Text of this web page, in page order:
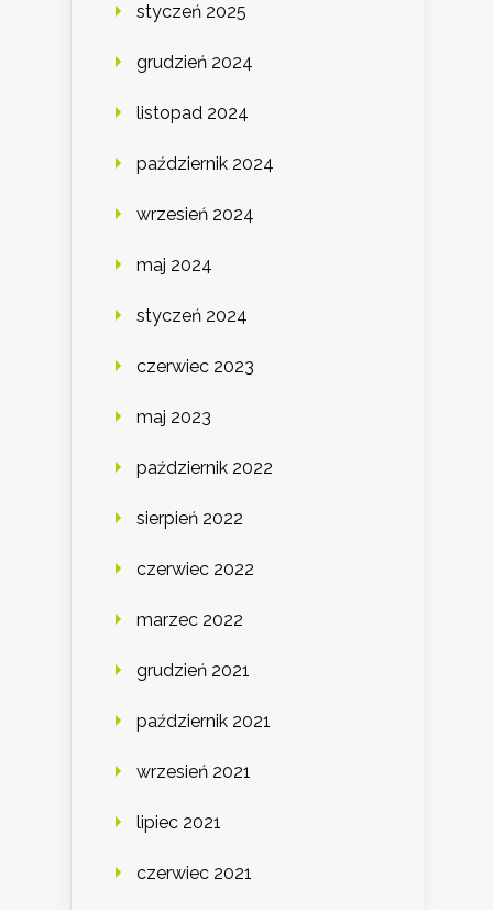
styczeń 2025
grudzień 2024
listopad 2024
październik 2024
wrzesień 2024
maj 2024
styczeń 2024
czerwiec 2023
maj 2023
październik 2022
sierpień 2022
czerwiec 2022
marzec 2022
grudzień 2021
październik 2021
wrzesień 2021
lipiec 2021
czerwiec 2021